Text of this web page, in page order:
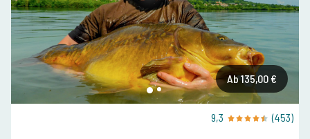
Ab 135,00 €
9,3 (453)